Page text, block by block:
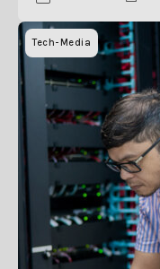
Tech-Media